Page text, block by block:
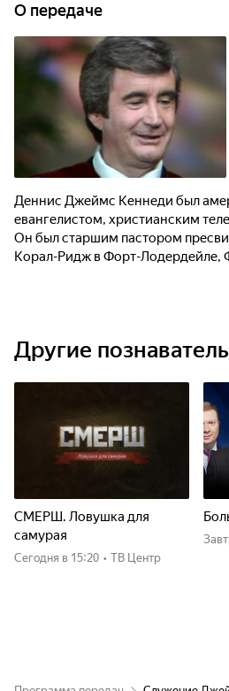
О передаче
Деннис Джеймс Кеннеди был
евангелистом, христианским
Он был старшим пастором
Корал-Ридж в Форт-Лодердейле,
Другие
СМЕРШ. Ловушка для
самурая
Сегодня в 15:20 • ТВ Центр